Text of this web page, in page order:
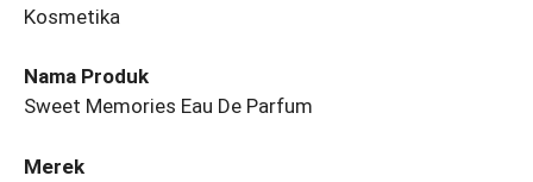
Kosmetika
Nama Produk
Sweet Memories Eau De Parfum
Merek